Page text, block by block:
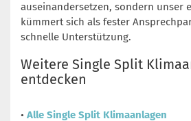
auseinandersetzen, sondern unser
kümmert sich als fester
schnelle Unterstützung.
Weitere Single Split
entdecken
• Alle Single Split Klimaanlagen